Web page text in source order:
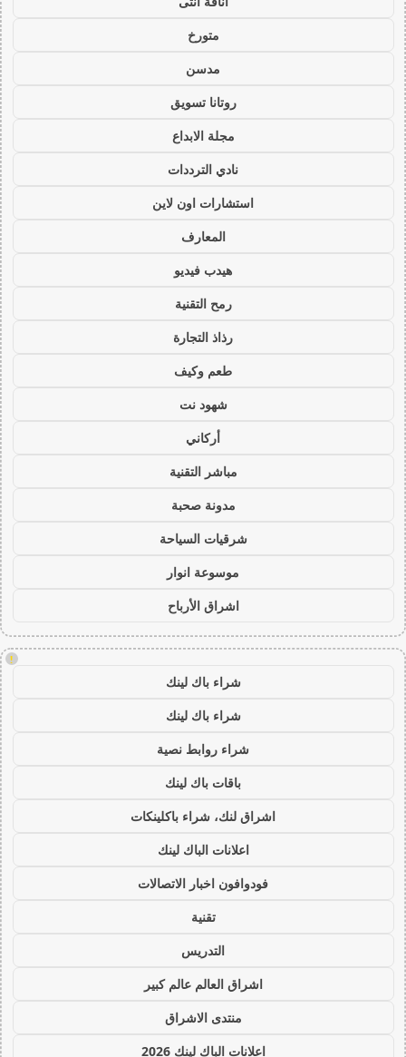
متورخ
مدسن
روتانا تسويق
مجلة الابداع
نادي الترددات
استشارات اون لاين
المعارف
هيدب فيديو
رمح التقنية
رذاذ التجارة
طعم وكيف
شهود نت
أركاني
مباشر التقنية
مدونة صحبة
شرقيات السياحة
موسوعة انوار
اشراق الأرباح
!
شراء باك لينك
شراء باك لينك
شراء روابط نصية
باقات باك لينك
اشراق لنك، شراء باكلينكات
اعلانات الباك لينك
فودوافون اخبار الاتصالات
تقنية
التدريس
اشراق العالم عالم كبير
منتدى الاشراق
اعلانات الباك لينك 2026